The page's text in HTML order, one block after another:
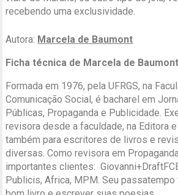
recebendo uma exclusividade.
Autora: Marcela de Baumont
Ficha técnica de Marcela de
Formada em 1976, pela UFRGS, na
Comunicação Social, é bacharel em
Públicas, Propaganda e Publicidade.
revisora desde a faculdade, na Editora e
também para escritores de livros e
diversas. Como revisora em
importantes clientes:
Publicis, Africa, MPM. Seu